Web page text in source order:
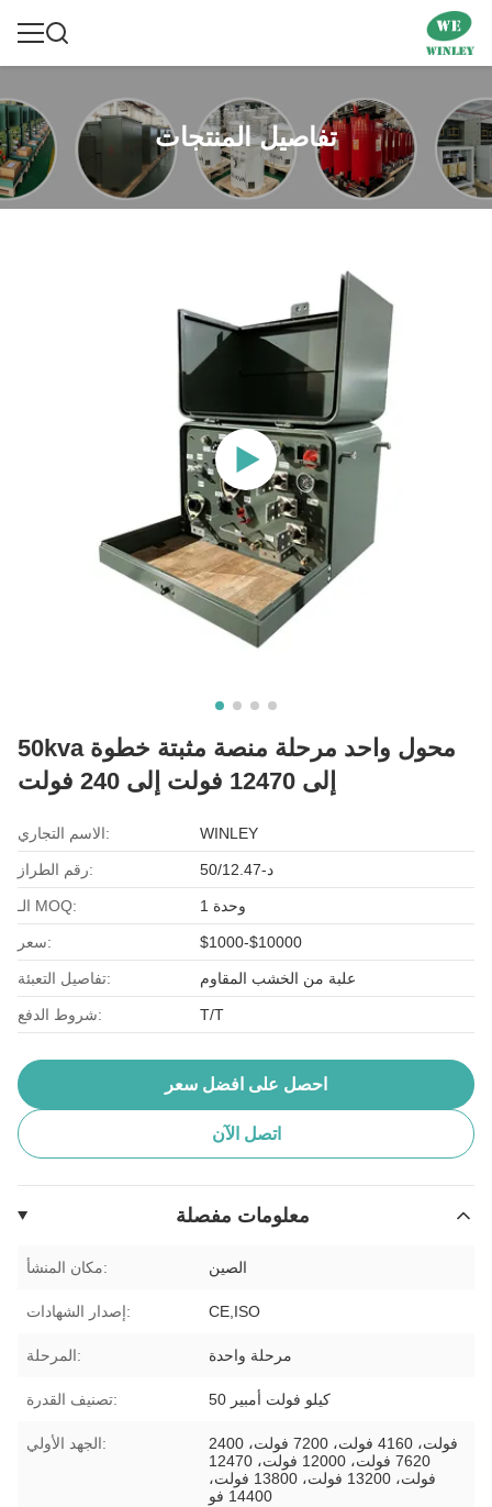
تفاصيل المنتجات
50kva محول واحد مرحلة منصة مثبتة خطوة
إلى 12470 فولت إلى 240 فولت
الاسم التجاري: WINLEY
رقم الطراز: د-50/12.47
الـ MOQ: وحدة 1
سعر: $1000-$10000
تفاصيل التعبئة: علبة من الخشب المقاوم
شروط الدفع: T/T
احصل على افضل سعر
اتصل الآن
معلومات مفصلة
مكان المنشأ: الصين
إصدار الشهادات: CE,ISO
المرحلة: مرحلة واحدة
تصنيف القدرة: 50 كيلو فولت أمبير
الجهد الأولي:
2400 فولت، 4160 فولت، 7200 فولت،
7620 فولت، 12000 فولت، 12470
فولت، 13200 فولت، 13800 فولت،
14400 فو